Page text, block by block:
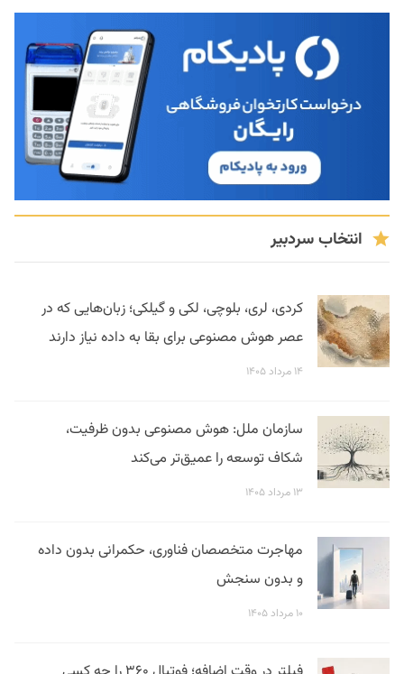
انتخاب سردبیر
کردی، لری، بلوچی، لکی و گیلکی؛ زبان‌هایی که در
عصر هوش مصنوعی برای بقا به داده نیاز دارند
۱۴ مرداد ۱۴۰۵
سازمان ملل: هوش مصنوعی بدون ظرفیت،
شکاف توسعه را عمیق‌تر می‌کند
۱۳ مرداد ۱۴۰۵
مهاجرت متخصصان فناوری، حکمرانی بدون داده
و بدون سنجش
۱۰ مرداد ۱۴۰۵